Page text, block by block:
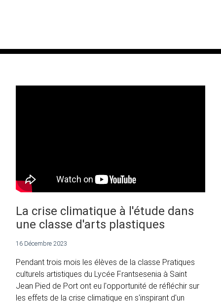
La crise climatique à l'étude dans
une classe d'arts plastiques
16 Décembre 2023
Pendant trois mois les élèves de la classe Pratiques
culturels artistiques du Lycée Frantsesenia à Saint
Jean Pied de Port ont eu l'opportunité de réfléchir sur
les effets de la crise climatique en s'inspirant d'un